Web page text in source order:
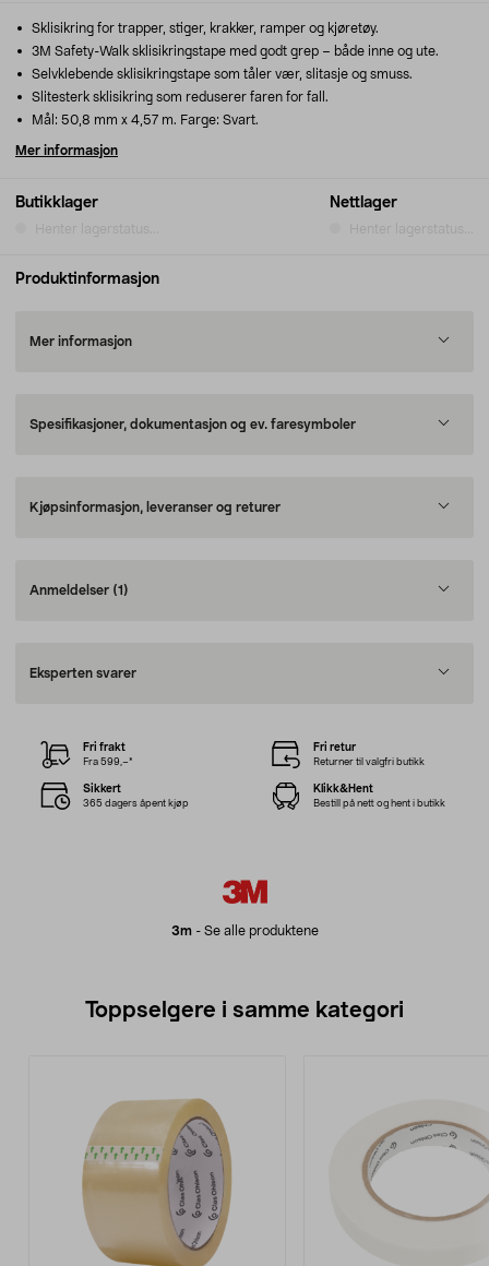
Butikklager
Henter lagerstatus...
Nettlager
Henter lagerstatus...
Sklisikring for trapper, stiger, krakker, ramper og kjøretøy.
3M Safety-Walk sklisikringstape med godt grep – både inne og ute.
Selvklebende sklisikringstape som tåler vær, slitasje og smuss.
Slitesterk sklisikring som reduserer faren for fall.
Mål: 50,8 mm x 4,57 m. Farge: Svart.
Mer informasjon
Produktinformasjon
Mer informasjon
Spesifikasjoner, dokumentasjon og ev. faresymboler
Kjøpsinformasjon, leveranser og returer
Anmeldelser (1)
Eksperten svarer
3m- Se alle produktene
Fri frakt
Fra 599,–*
Fri retur
Returner til valgfri butikk
Sikkert
365 dagers åpent kjøp
Klikk&Hent
Bestill på nett og hent i butikk
Toppselgere i samme kategori